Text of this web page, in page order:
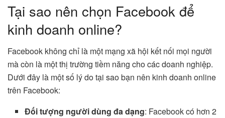
Tại sao nên chọn Facebook để
kinh doanh online?
Facebook không chỉ là một mạng xã hội kết nối mọi người
mà còn là một thị trường tiềm năng cho các doanh nghiệp.
Dưới đây là một số lý do tại sao bạn nên kinh doanh online
trên Facebook:
Đối tượng người dùng đa dạng: Facebook có hơn 2